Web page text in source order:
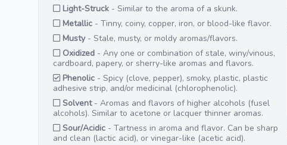
Light-Struck - Similar to the aroma of a skunk.
Metallic - Tinny, coiny, copper, iron, or blood-like flavor.
Musty- Stale, musty, or moldy aromas/flavors.
Oxidized - Any one or combination of stale, winy/vinous,
cardboard, papery, or sherry-like aromas and flavors.
Phenolic - Spicy (clove, pepper), smoky, plastic, plastic
adhesive strip, and/or medicinal (chlorophenolic).
Solvent- Aromas and flavors of higher alcohols (fusel
alcohols). Similar to acetone or lacquer thinner aromas.
Sour/Acidic - Tartness in aroma and flavor. Can be sharp
and clean (lactic acid), or vinegar-like (acetic acid).